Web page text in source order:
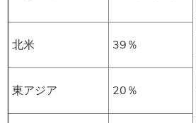
北米 39％
東アジア 20％